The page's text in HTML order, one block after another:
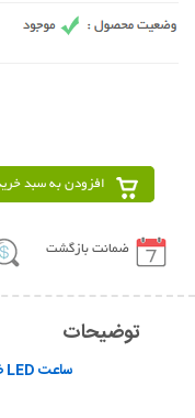
افزودن به سبد
ضمانت بازگشت
توضیحات
ساعت LED ضد آب طرح اپل واچ (سری 3)